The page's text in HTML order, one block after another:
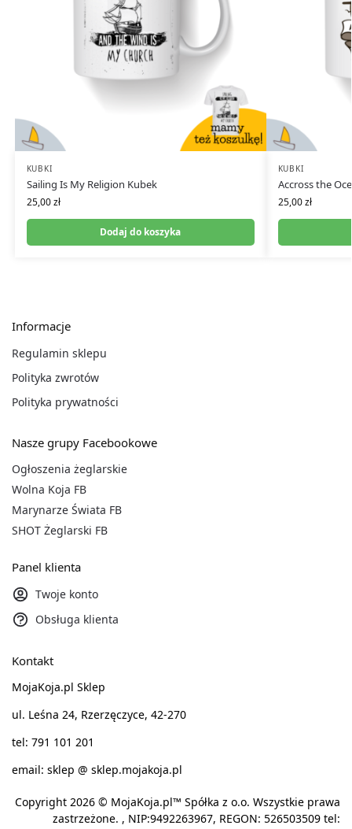
KUBKI
Sailing Is My Religion Kubek
25,00zł
Dodaj do koszyka
KUBKI
Accross the
25,00zł
Informacje
Regulamin sklepu
Polityka zwrotów
Polityka prywatności
Nasze grupy Facebookowe
Ogłoszenia żeglarskie
Wolna Koja FB
Marynarze Świata FB
SHOT Żeglarski FB
Panel klienta
Twoje konto
Obsługa klienta
Kontakt
MojaKoja.pl Sklep
ul. Leśna 24, Rzerzęczyce, 42-270
tel: 791 101 201
email: sklep @ sklep.mojakoja.pl
Copyright 2026 © MojaKoja.pl™ Spółka z o.o. Wszystkie prawa
zastrzeżone. , NIP:9492263967, REGON: 526503509 tel: